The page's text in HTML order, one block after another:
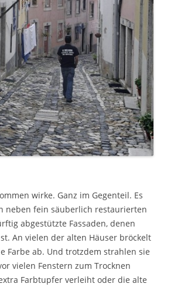
wirke. Ganz im Gegenteil. Es
neben fein säuberlich restaurierten
abgestützte Fassaden, denen
An vielen der alten Häuser bröckelt
Farbe ab. Und trotzdem strahlen sie
vielen Fenstern zum Trocknen
Farbtupfer verleiht oder die alte